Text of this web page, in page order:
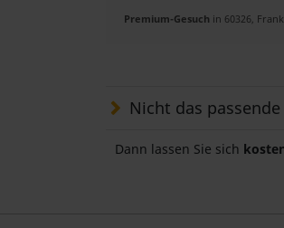
Premium-Gesuch in 60326,
Nicht das passende
Dann lassen Sie sich